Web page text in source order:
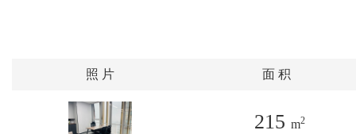
照 片 面 积
215 m2